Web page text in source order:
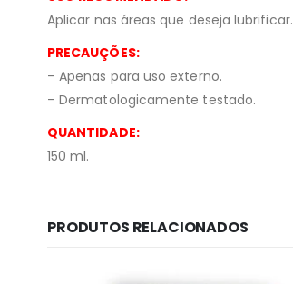
Aplicar nas áreas que deseja lubrificar.
PRECAUÇÕES:
– Apenas para uso externo.
– Dermatologicamente testado.
QUANTIDADE:
150 ml.
PRODUTOS RELACIONADOS